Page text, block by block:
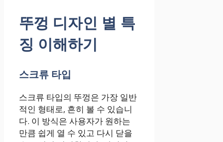
뚜껑 디자인 별 특
징 이해하기
스크류 타입
스크류 타입의 뚜껑은 가장 일반
적인 형태로, 흔히 볼 수 있습니
다. 이 방식은 사용자가 원하는
만큼 쉽게 열 수 있고 다시 닫을